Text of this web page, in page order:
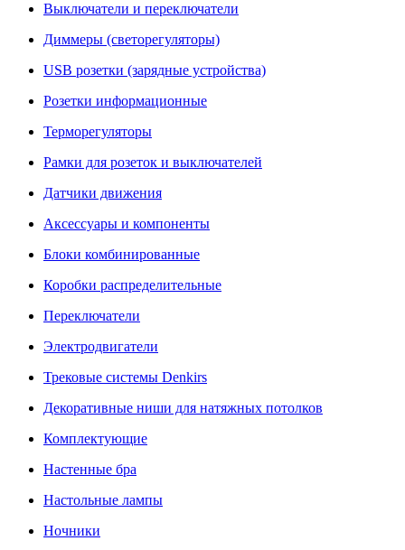
Выключатели и переключатели
Диммеры (светорегуляторы)
USB розетки (зарядные устройства)
Розетки информационные
Терморегуляторы
Рамки для розеток и выключателей
Датчики движения
Аксессуары и компоненты
Блоки комбинированные
Коробки распределительные
Переключатели
Электродвигатели
Трековые системы Denkirs
Декоративные ниши для натяжных потолков
Комплектующие
Настенные бра
Настольные лампы
Ночники